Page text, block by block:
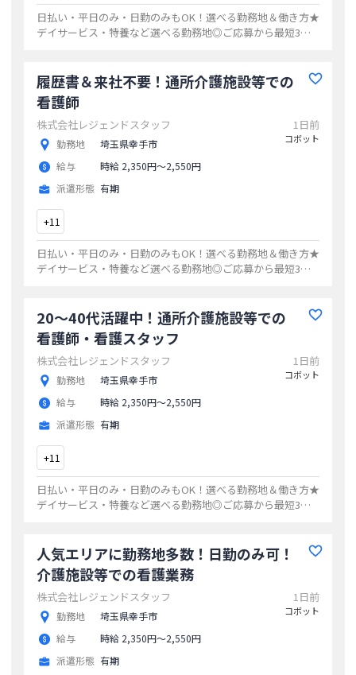
日払い・平日のみ・日勤のみもOK！選べる勤務地＆働き方★
デイサービス・特養など選べる勤務地◎ご応募から最短3日
履歴書＆来社不要！通所介護施設等での
看護師
株式会社レジェンドスタッフ
勤務地
埼玉県幸手市
給与
時給 2,350円〜2,550円
派遣形態 有期
1日前
コボット
+11
日払い・平日のみ・日勤のみもOK！選べる勤務地＆働き方★
デイサービス・特養など選べる勤務地◎ご応募から最短3日
20～40代活躍中！通所介護施設等での
看護師・看護スタッフ
株式会社レジェンドスタッフ
勤務地
埼玉県幸手市
給与
時給 2,350円〜2,550円
派遣形態 有期
1日前
コボット
+11
日払い・平日のみ・日勤のみもOK！選べる勤務地＆働き方★
デイサービス・特養など選べる勤務地◎ご応募から最短3日
人気エリアに勤務地多数！日勤のみ可！
介護施設等での看護業務
株式会社レジェンドスタッフ
勤務地
埼玉県幸手市
給与
時給 2,350円〜2,550円
派遣形態 有期
1日前
コボット